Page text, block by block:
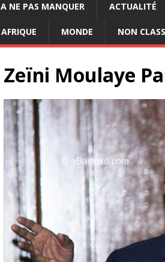
A NE PAS MANQUER ACTUALITÉ
AFRIQUE MONDE NON
Zeïni Moulaye